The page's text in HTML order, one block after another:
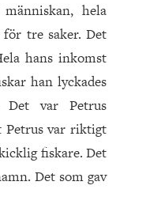
hela
tre saker. Det
hans inkomst
han lyckades
Det var Petrus
Petrus var riktigt
fiskare. Det
Det som gav